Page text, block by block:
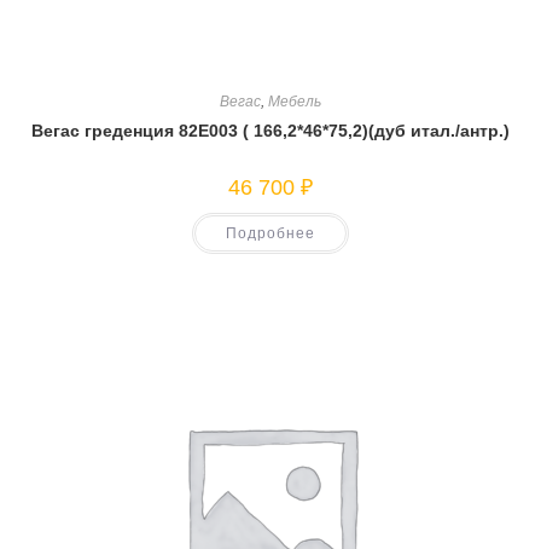
Вегас Мебель
Вегас греденция 82Е003 ( 166,2*46*75,2)(дуб итал./антр.)
46 700 ₽
Подробнее